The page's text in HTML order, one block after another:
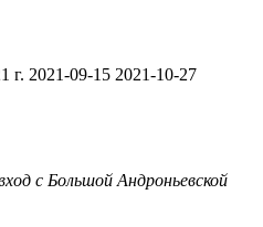
г. 2021-09-15 2021-10-27
с Большой Андроньевской